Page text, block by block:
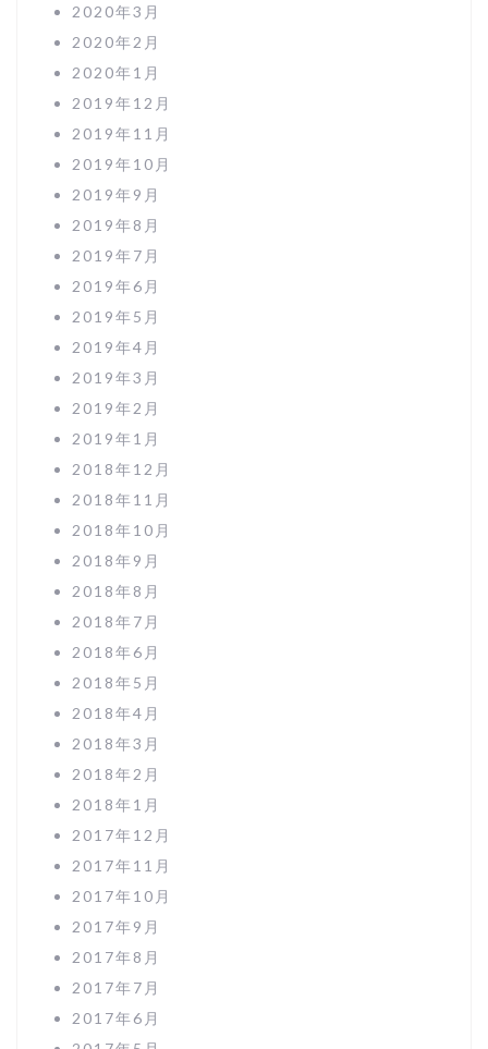
2020年3月
2020年2月
2020年1月
2019年12月
2019年11月
2019年10月
2019年9月
2019年8月
2019年7月
2019年6月
2019年5月
2019年4月
2019年3月
2019年2月
2019年1月
2018年12月
2018年11月
2018年10月
2018年9月
2018年8月
2018年7月
2018年6月
2018年5月
2018年4月
2018年3月
2018年2月
2018年1月
2017年12月
2017年11月
2017年10月
2017年9月
2017年8月
2017年7月
2017年6月